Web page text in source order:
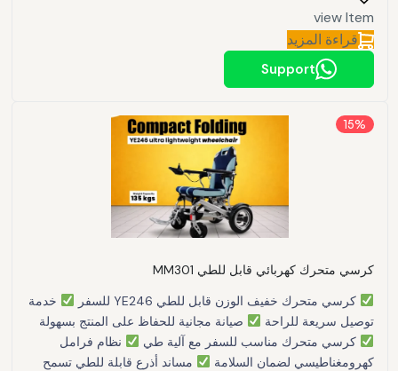
view Item
قراءة المزيد
Support
15%
كرسي متحرك كهربائي قابل للطي MM301
كرسي متحرك خفيف الوزن قابل للطي YE246 للسفر
خدمة
توصيل سريعة للراحة
صيانة مجانية للحفاظ على المنتج بسهولة
كرسي متحرك مناسب للسفر مع آلية طي
نظام فرامل
كهرومغناطيسي لضمان السلامة
مساند أذرع قابلة للطي تسمح